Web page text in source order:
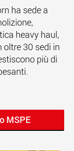
ha sede a
heavy haul,
oltre 30 sedi in
più di
MSPE